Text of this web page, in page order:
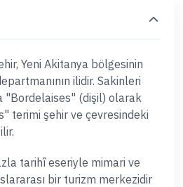
Yeni Akitanya bölgesinin
ilidir. Sakinleri
"Bordelaises" (dişil) olarak
terimi şehir ve çevresindeki
tarihî eseriyle mimari ve
bir turizm merkezidir